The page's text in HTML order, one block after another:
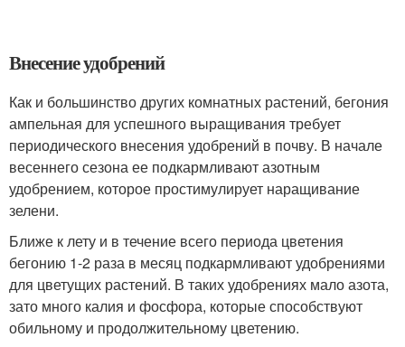
Внесение удобрений
Как и большинство других комнатных растений, бегония
ампельная для успешного выращивания требует
периодического внесения удобрений в почву. В начале
весеннего сезона ее подкармливают азотным
удобрением, которое простимулирует наращивание
зелени.
Ближе к лету и в течение всего периода цветения
бегонию 1-2 раза в месяц подкармливают удобрениями
для цветущих растений. В таких удобрениях мало азота,
зато много калия и фосфора, которые способствуют
обильному и продолжительному цветению.